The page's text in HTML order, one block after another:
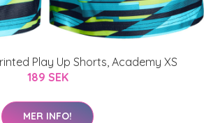
Play Up Shorts, Academy XS
189 SEK
MER INFO!